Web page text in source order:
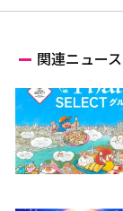
関連ニュース